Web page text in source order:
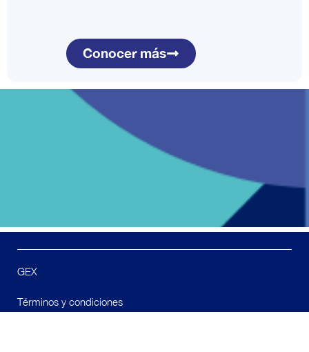
Conocer más
GEX
Términos y condiciones